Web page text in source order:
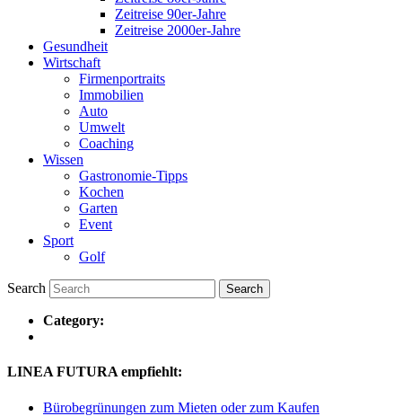
Zeitreise 90er-Jahre
Zeitreise 2000er-Jahre
Gesundheit
Wirtschaft
Firmenportraits
Immobilien
Auto
Umwelt
Coaching
Wissen
Gastronomie-Tipps
Kochen
Garten
Event
Sport
Golf
Search
Category:
LINEA FUTURA empfiehlt:
Bürobegrünungen zum Mieten oder zum Kaufen